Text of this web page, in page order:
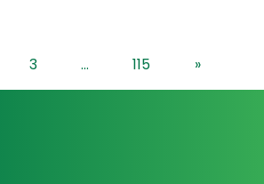
3 ... 115 »